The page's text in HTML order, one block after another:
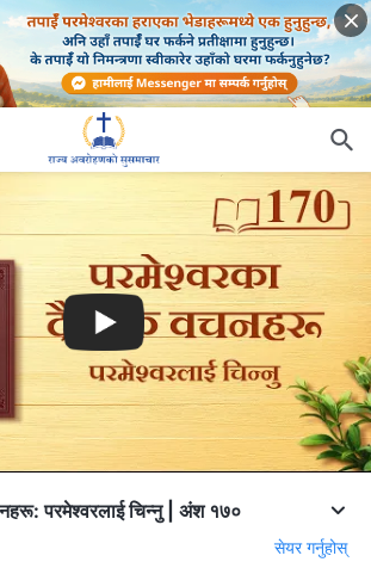
परमेश्‍वरलाई चिन्‍नु | अंश १७०
सेयर गर्नुहोस्